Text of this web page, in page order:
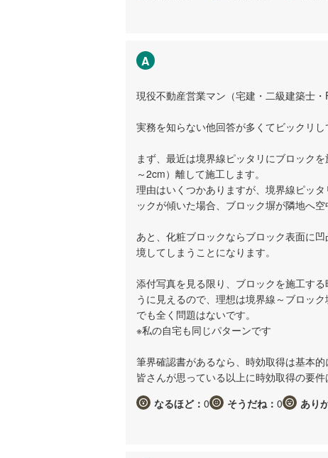
A
現役不動産営業マン（宅建・二級建築士・
実務を知らない他回答が多くてビックリし
まず、最近は境界線ピッタリにブロック
～2cm）離して施工します。
理由はいくつかありますが、境界線ピッ
ックが傾いた場合、ブロック塀が隣地へ空
あと、化粧ブロックならブロック表面に
境してしまうことになります。
添付写真を見る限り、ブロックを施工す
うに見えるので、理想は境界線～ブロッ
でも全く問題はないです。
※私の自宅も同じパターンです
筆界確認書があるなら、時効取得は基本的
皆さんが思っている以上に時効取得の要件
なるほど： 0 そうだね： 0 あり